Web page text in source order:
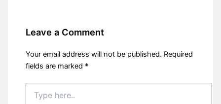
Leave a Comment
Your email address will not be published. Required
fields are marked *
here..